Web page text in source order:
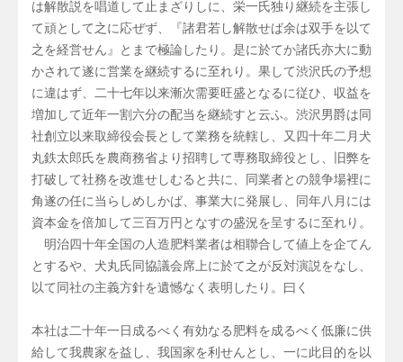
は解散説を唱道して止まざりしに、栄一氏独り継続を主張し
て頑として之に応ぜず、『諸君若し解散せば余は双手を以て
之を経営せん』とまで極論したり。是に於てか諸氏亦大に動
かされて遂に営業を継続するに至れり。果して渋沢氏の予想
に違はず、二十七年以来漸次需要旺盛となるに従ひ、収益を
増加して近年一割六分の配当を継続すと云ふ。渋沢男爵は同
社創立以来取締役会長として業務を統轄し、又四十年二月犬
丸鉄太郎氏を農商務省より招聘して専務取締役とし、旧弊を
打破して社務を改進せしむると共に、同業者との競争場裡に
角遂の任に当らしめしかば、事業大に発展し、同年八月には
資本金を倍加して三百万円となすの盛況を呈するに至れり。
明治四十年全国の人造肥料業者は相聯合して値上を企てん
とするや、犬丸氏同協議会席上に於て之が反対演説をなし、
以て同社の主義方針を遺憾なく表明したり。曰く
本社は二十年一日成るべく有効なる肥料を成るべく低廉に供
給して我農家を益し、我国家を利せんとし、一に此目的を以